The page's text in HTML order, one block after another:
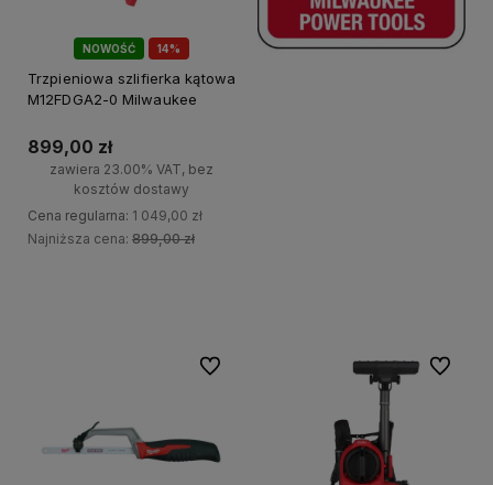
14%
NOWOŚĆ
Trzpieniowa szlifierka kątowa
M12FDGA2-0 Milwaukee
899,00 zł
zawiera 23.00% VAT, bez
kosztów dostawy
Cena regularna: 1 049,00 zł
Najniższa cena: 899,00 zł
Do ulubionych Do